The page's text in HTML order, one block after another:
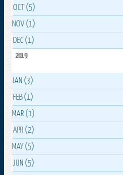
OCT (5)
NOV (1)
DEC (1)
2019
JAN (3)
FEB (1)
MAR (1)
APR (2)
MAY (5)
JUN (5)